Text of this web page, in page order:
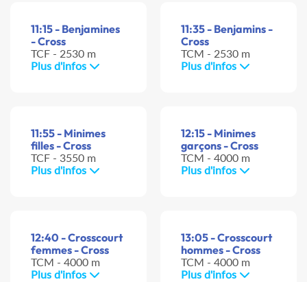
11:15 - Benjamines
- Cross
TCF - 2530 m
Plus d'infos
11:35 - Benjamins -
Cross
TCM - 2530 m
Plus d'infos
11:55 - Minimes
filles - Cross
TCF - 3550 m
Plus d'infos
12:15 - Minimes
garçons - Cross
TCM - 4000 m
Plus d'infos
12:40 - Crosscourt
femmes - Cross
TCM - 4000 m
Plus d'infos
13:05 - Crosscourt
hommes - Cross
TCM - 4000 m
Plus d'infos